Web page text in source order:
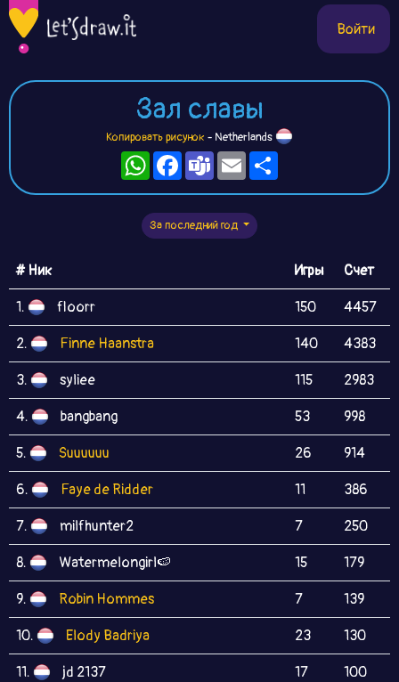
Войти
Зал славы
Копировать рисунок - Netherlands
WhatsAppFacebook
TeamsEmail
За последний год
# Ник Игры Счет
1. floorr 150 4457
2. Finne Haanstra 140 4383
3. syliee 115 2983
4. bangbang 53 998
5. Suuuuuu 26 914
6. Faye de Ridder 11 386
7. milfhunter2 7 250
8. Watermelongirl🍉 15 179
9. Robin Hommes 7 139
10. Elody Badriya 23 130
11. jd 2137 17 100